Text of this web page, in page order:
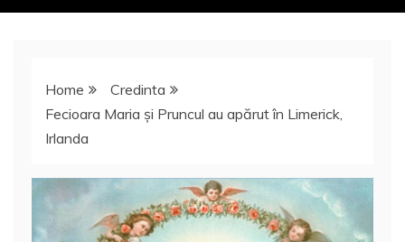
Home
Credinta
Fecioara Maria şi Pruncul au apărut în Limerick,
Irlanda